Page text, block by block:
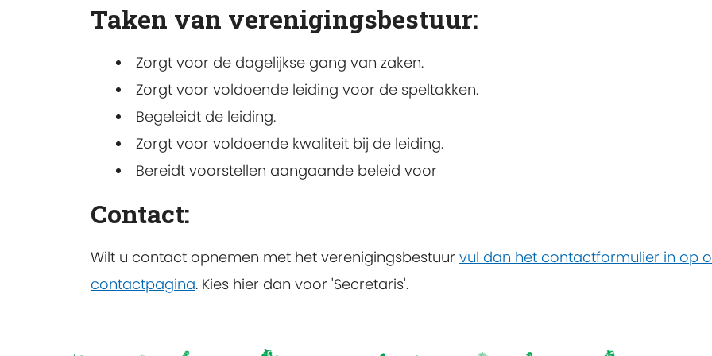
Taken van verenigingsbestuur:
Zorgt voor de dagelijkse gang van zaken.
Zorgt voor voldoende leiding voor de speltakken.
Begeleidt de leiding.
Zorgt voor voldoende kwaliteit bij de leiding.
Bereidt voorstellen aangaande beleid voor
Contact:
Wilt u contact opnemen met het verenigingsbestuur vul dan het contactformulier in op
contactpagina. Kies hier dan voor 'Secretaris'.